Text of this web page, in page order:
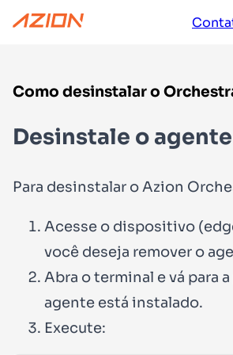
Como desinstalar o
Desinstale o agente
Para desinstalar o Azion
Acesse o dispositivo
você deseja remover o
Abra o terminal e vá para
agente está instalado.
Execute: